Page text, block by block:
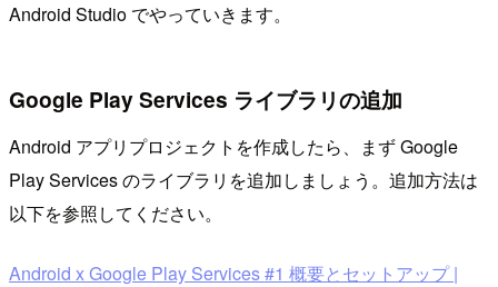
Android Studio でやっていきます。
Google Play Services ライブラリの追加
Android アプリプロジェクトを作成したら、まず Google
Play Services のライブラリを追加しましょう。追加方法は
以下を参照してください。
Android x Google Play Services #1 概要とセットアップ |